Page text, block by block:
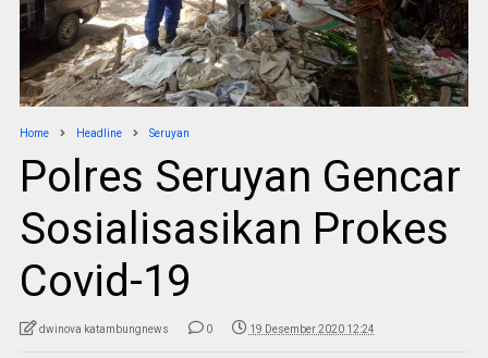
Home Headline Seruyan
Polres Seruyan Gencar
Sosialisasikan Prokes
Covid-19
dwinova katambungnews 0 19 Desember 2020 12:24